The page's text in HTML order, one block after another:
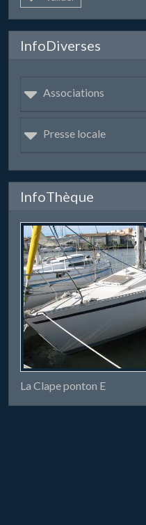
InfoDiverses
Associations
Presse locale
InfoThèque
La Clape ponton E